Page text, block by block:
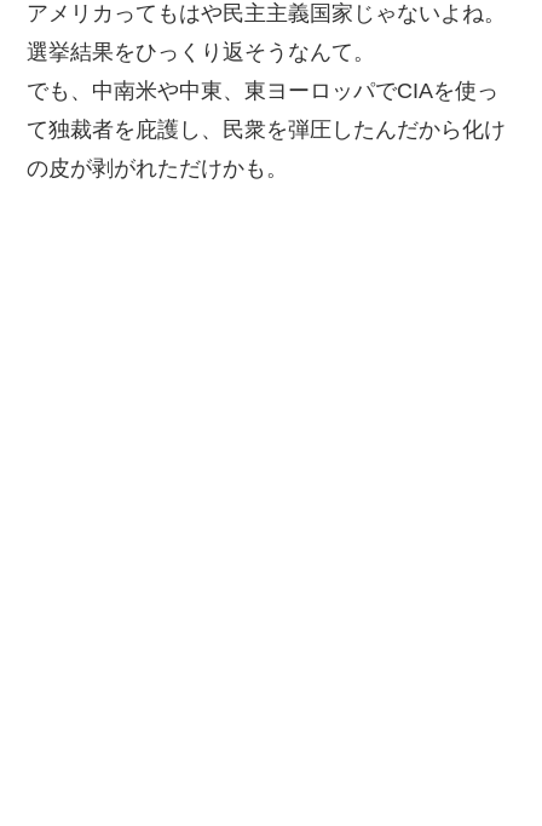
アメリカってもはや民主主義国家じゃないよね。
選挙結果をひっくり返そうなんて。
でも、中南米や中東、東ヨーロッパでCIAを使っ
て独裁者を庇護し、民衆を弾圧したんだから化け
の皮が剥がれただけかも。